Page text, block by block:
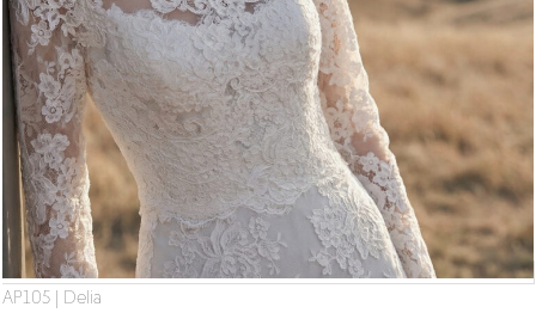
AP105 | Delia